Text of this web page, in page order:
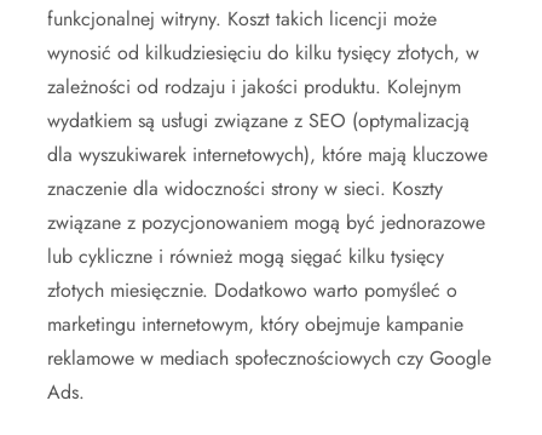
funkcjonalnej witryny. Koszt takich licencji może
wynosić od kilkudziesięciu do kilku tysięcy złotych, w
zależności od rodzaju i jakości produktu. Kolejnym
wydatkiem są usługi związane z SEO (optymalizacją
dla wyszukiwarek internetowych), które mają kluczowe
znaczenie dla widoczności strony w sieci. Koszty
związane z pozycjonowaniem mogą być jednorazowe
lub cykliczne i również mogą sięgać kilku tysięcy
złotych miesięcznie. Dodatkowo warto pomyśleć o
marketingu internetowym, który obejmuje kampanie
reklamowe w mediach społecznościowych czy Google
Ads.